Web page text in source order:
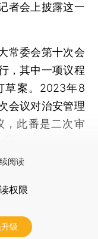
者会上披露这一
委会第十次会
，其中一项议程
草案。2023年8
会议对治安管理
，此番是二次审
阅读
权限
级